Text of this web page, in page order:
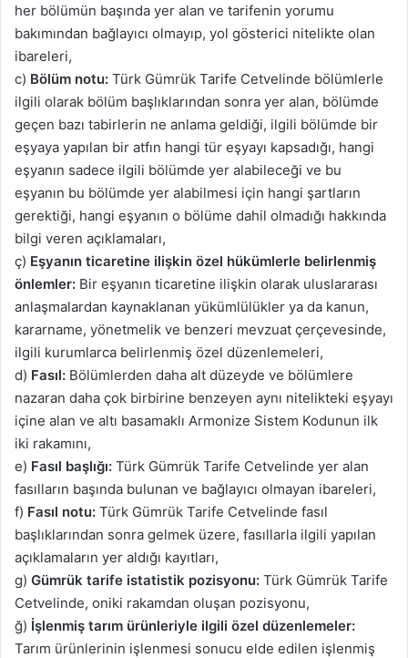
her bölümün başında yer alan ve tarifenin yorumu
bakımından bağlayıcı olmayıp, yol gösterici nitelikte olan
ibareleri,
c) Bölüm notu: Türk Gümrük Tarife Cetvelinde bölümlerle
ilgili olarak bölüm başlıklarından sonra yer alan, bölümde
geçen bazı tabirlerin ne anlama geldiği, ilgili bölümde bir
eşyaya yapılan bir atfın hangi tür eşyayı kapsadığı, hangi
eşyanın sadece ilgili bölümde yer alabileceği ve bu
eşyanın bu bölümde yer alabilmesi için hangi şartların
gerektiği, hangi eşyanın o bölüme dahil olmadığı hakkında
bilgi veren açıklamaları,
ç) Eşyanın ticaretine ilişkin özel hükümlerle belirlenmiş
önlemler: Bir eşyanın ticaretine ilişkin olarak uluslararası
anlaşmalardan kaynaklanan yükümlülükler ya da kanun,
kararname, yönetmelik ve benzeri mevzuat çerçevesinde,
ilgili kurumlarca belirlenmiş özel düzenlemeleri,
d) Fasıl: Bölümlerden daha alt düzeyde ve bölümlere
nazaran daha çok birbirine benzeyen aynı nitelikteki eşyayı
içine alan ve altı basamaklı Armonize Sistem Kodunun ilk
iki rakamını,
e) Fasıl başlığı: Türk Gümrük Tarife Cetvelinde yer alan
fasılların başında bulunan ve bağlayıcı olmayan ibareleri,
f) Fasıl notu: Türk Gümrük Tarife Cetvelinde fasıl
başlıklarından sonra gelmek üzere, fasıllarla ilgili yapılan
açıklamaların yer aldığı kayıtları,
g) Gümrük tarife istatistik pozisyonu: Türk Gümrük Tarife
Cetvelinde, oniki rakamdan oluşan pozisyonu,
ğ) İşlenmiş tarım ürünleriyle ilgili özel düzenlemeler:
Tarım ürünlerinin işlenmesi sonucu elde edilen işlenmiş